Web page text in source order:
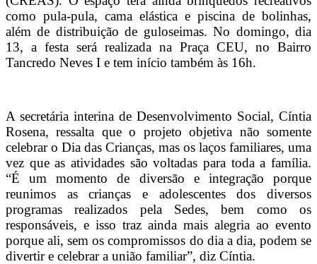
como pula-pula, cama elástica e piscina de bolinhas,
além de distribuição de guloseimas. No domingo, dia
13, a festa será realizada na Praça CEU, no Bairro
Tancredo Neves I e tem início também às 16h.
A secretária interina de Desenvolvimento Social, Cíntia
Rosena, ressalta que o projeto objetiva não somente
celebrar o Dia das Crianças, mas os laços familiares, uma
vez que as atividades são voltadas para toda a família.
“É um momento de diversão e integração porque
reunimos as crianças e adolescentes dos diversos
programas realizados pela Sedes, bem como os
responsáveis, e isso traz ainda mais alegria ao evento
porque ali, sem os compromissos do dia a dia, podem se
divertir e celebrar a união familiar”, diz Cíntia.